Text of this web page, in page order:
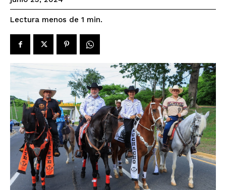
Lectura menos de 1 min.